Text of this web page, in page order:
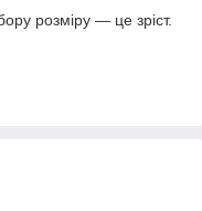
розміру — це зріст.